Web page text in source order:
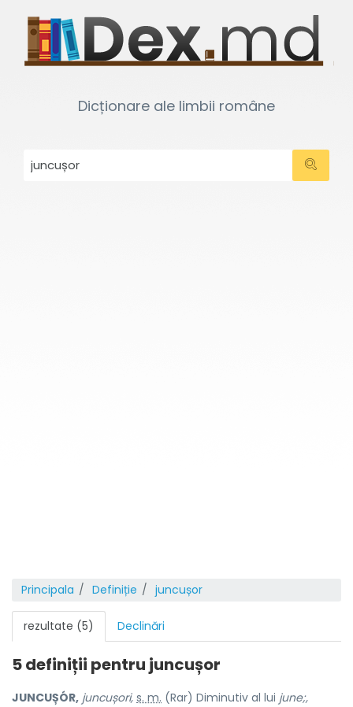
Dicționare ale limbii române
Principala Definiție juncușor
rezultate (5) Declinări
5 definiții pentru juncușor
JUNCUȘÓR, juncușori, s. m. (Rar) Diminutiv al lui june;,